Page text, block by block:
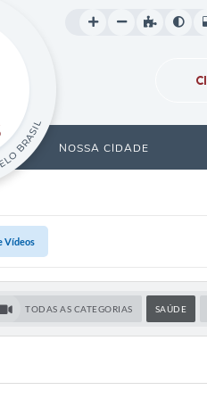
NOSSA CIDADE
Vídeos
TODAS AS CATEGORIAS SAÚDE